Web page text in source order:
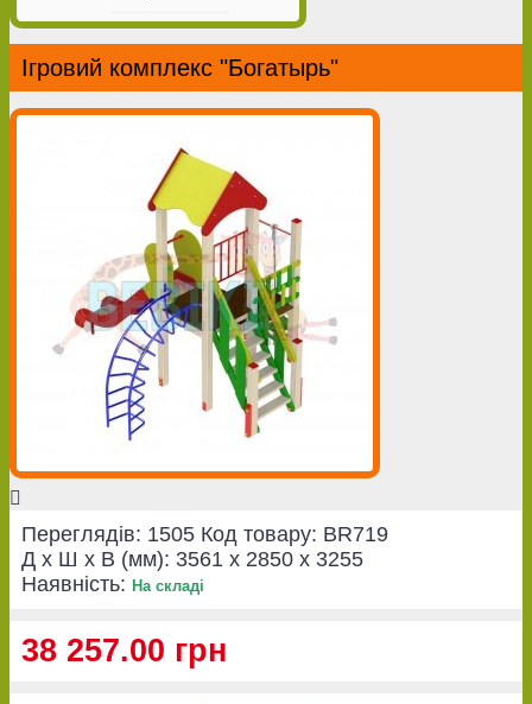
Ігровий комплекс "Богатырь"
Переглядів: 1505 Код товару: BR719
Д x Ш x В (мм): 3561 x 2850 x 3255
Наявність: На складі
38 257.00 грн